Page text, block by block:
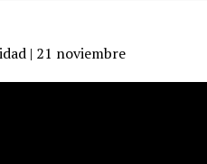
| 21 noviembre